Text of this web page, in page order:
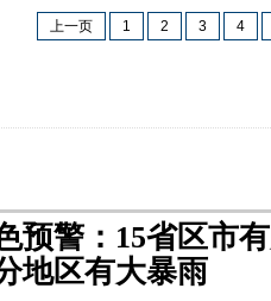
上一页 1 2 3 4
预警：15省区市
地区有大暴雨